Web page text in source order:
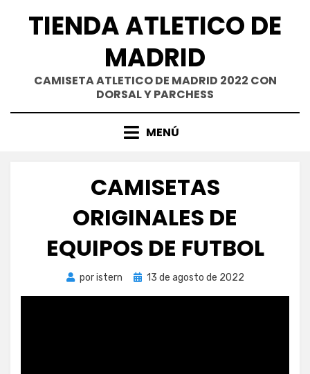
TIENDA ATLETICO DE
MADRID
CAMISETA ATLETICO DE MADRID 2022 CON
DORSAL Y PARCHESS
MENÚ
CAMISETAS
ORIGINALES DE
EQUIPOS DE FUTBOL
poristern
Publicada
13 de agosto de 2022